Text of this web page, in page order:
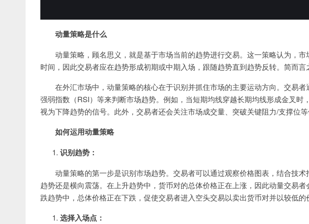
动量策略是什么
动量策略，顾名思义，就是基于市场当前的趋势进行交易。这一策略认为，
时间，因此交易者应在趋势形成初期或中期入场，跟随趋势直到趋势反转。简而言
在外汇市场中，动量策略的核心在于识别并抓住市场的主要运动方向。交易
强弱指数（RSI）等来判断市场趋势。例如，当短期均线穿越长期均线形成金叉时
视为下降趋势的信号。此外，交易者还会关注市场成交量、突破关键阻力/支撑位等
如何运用动量策略
识别趋势：
动量策略的第一步是识别市场趋势。交易者可以通过观察价格图表，结合技
趋势还是横向震荡。在上升趋势中，货币对的总体价格正在上涨，因此动量交易
跌趋势中，总体价格正在下跌，促使交易者进入空头交易以卖出货币对并以较低的
选择入场点：